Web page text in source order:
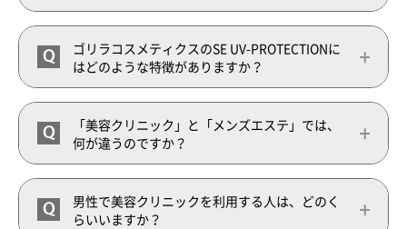
Q
ゴリラコスメティクスのSE UV-PROTECTIONに
はどのような特徴がありますか？
Q
「美容クリニック」と「メンズエステ」では、
何が違うのですか？
Q
男性で美容クリニックを利用する人は、どのく
らいいますか？